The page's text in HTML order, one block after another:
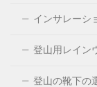
インサレーシ
登山用レイン
登山の靴下の